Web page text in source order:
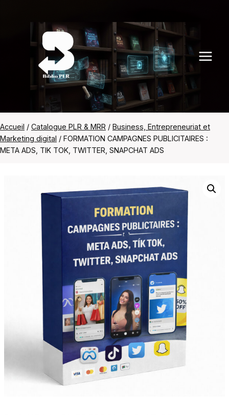
Accueil / Catalogue PLR & MRR / Business, Entrepreneuriat et
Marketing digital / FORMATION CAMPAGNES PUBLICITAIRES :
META ADS, TIK TOK, TWITTER, SNAPCHAT ADS